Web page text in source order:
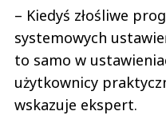
– Kiedyś złośliwe
systemowych
to samo w
użytkownicy
wskazuje ekspert.